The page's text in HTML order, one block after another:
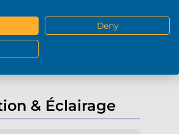
Lecteur de cartes SD (USB)
& Éclairage
Deny